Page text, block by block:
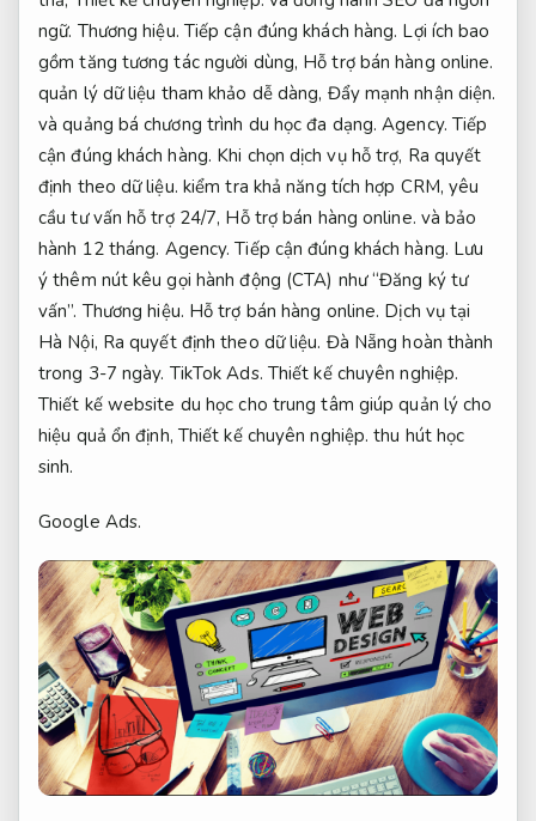
ngữ. Thương hiệu. Tiếp cận đúng khách hàng. Lợi ích bao
gồm tăng tương tác người dùng, Hỗ trợ bán hàng online.
quản lý dữ liệu tham khảo dễ dàng, Đẩy mạnh nhận diện.
và quảng bá chương trình du học đa dạng.Agency. Tiếp
cận đúng khách hàng. Khi chọn dịch vụ hỗ trợ, Ra quyết
định theo dữ liệu. kiểm tra khả năng tích hợp CRM, yêu
cầu tư vấn hỗ trợ 24/7, Hỗ trợ bán hàng online. và bảo
hành 12 tháng. Agency. Tiếp cận đúng khách hàng. Lưu
ý thêm nút kêu gọi hành động (CTA) như “Đăng ký tư
vấn”. Thương hiệu. Hỗ trợ bán hàng online. Dịch vụ tại
Hà Nội, Ra quyết định theo dữ liệu. Đà Nẵng hoàn thành
trong 3-7 ngày. TikTok Ads. Thiết kế chuyên nghiệp.
Thiết kế website du học cho trung tâm giúp quản lý cho
hiệu quả ổn định, Thiết kế chuyên nghiệp. thu hút học
sinh.
Google Ads.